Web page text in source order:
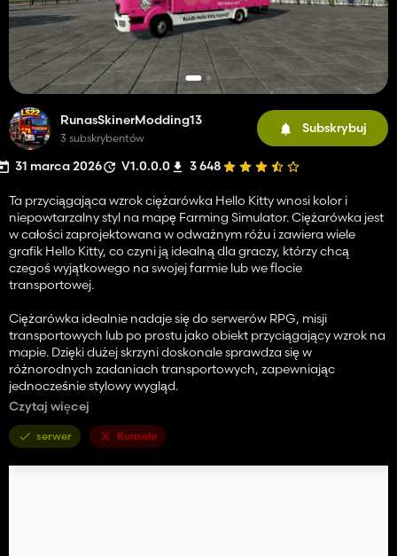
RunasSkinerModding13
3 subskrybentów
Subskrybuj
31 marca 2026 V1.0.0.0 3 648
Ta przyciągająca wzrok ciężarówka Hello Kitty wnosi kolor i
niepowtarzalny styl na mapę Farming Simulator. Ciężarówka jest
w całości zaprojektowana w odważnym różu i zawiera wiele
grafik Hello Kitty, co czyni ją idealną dla graczy, którzy chcą
czegoś wyjątkowego na swojej farmie lub we flocie
transportowej.
Ciężarówka idealnie nadaje się do serwerów RPG, misji
transportowych lub po prostu jako obiekt przyciągający wzrok na
mapie. Dzięki dużej skrzyni doskonale sprawdza się w
różnorodnych zadaniach transportowych, zapewniając
jednocześnie stylowy wygląd.
Projekt zawiera kilka logo Hello Kitty, a także przyciągające wzrok
reklamy boczne, dzięki czemu ciężarówka od razu przyciąga
wzrok.
Czytaj więcej
serwer Konsole